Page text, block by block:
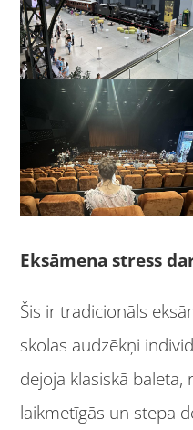
Eksāmena stress
Šis ir tradicionāls
skolas audzēkņi
dejoja klasiskā
laikmetīgās un stepa